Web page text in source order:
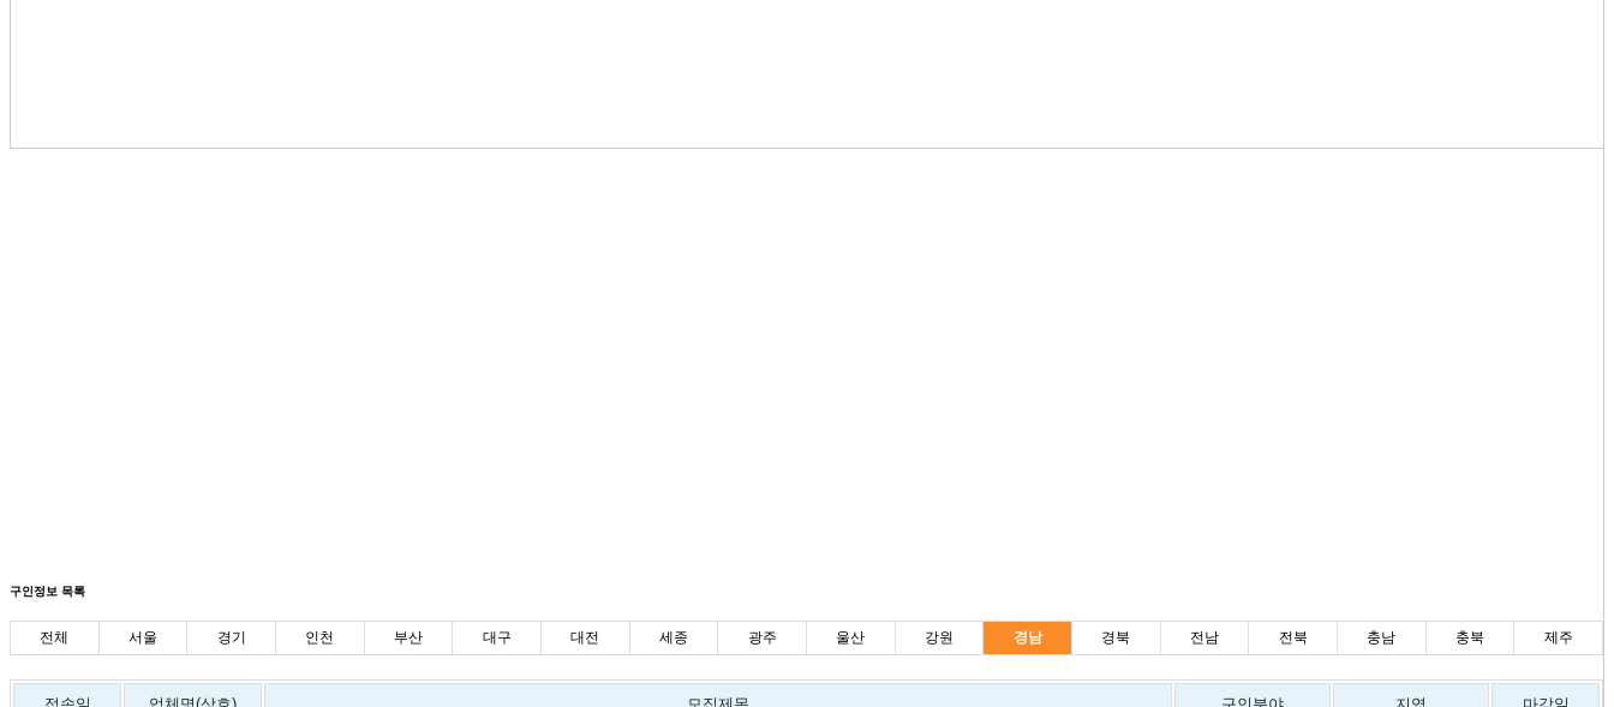
구인정보 목록
전체 서울 경기 인천 부산 대구 대전 세종 광주 울산 강원 경남 경북 전남 전북 충남 충북 제주